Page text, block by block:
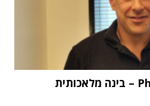
"העתיד הוא Physical AI – בינה מלאכותית